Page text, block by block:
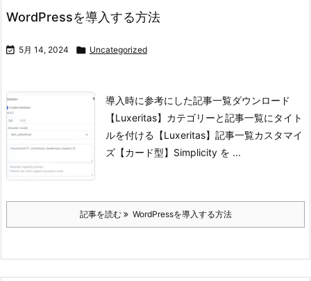
WordPressを導入する方法
 5月 14, 2024  Uncategorized
導入時に参考にした記事一覧ダウンロード
【Luxeritas】カテゴリーと記事一覧にタイト
ルを付ける 【Luxeritas】記事一覧カスタマイ
ズ【カード型】 Simplicity を ...
記事を読む WordPressを導入する方法